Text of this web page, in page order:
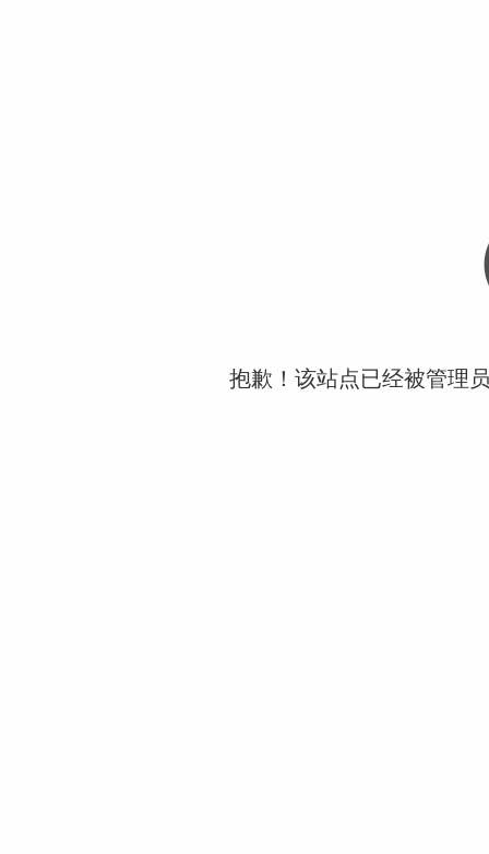
抱歉！该站点已经被管理